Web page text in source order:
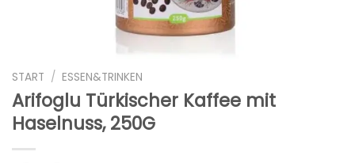
START / ESSEN&TRINKEN
Arifoglu Türkischer Kaffee mit
Haselnuss, 250G